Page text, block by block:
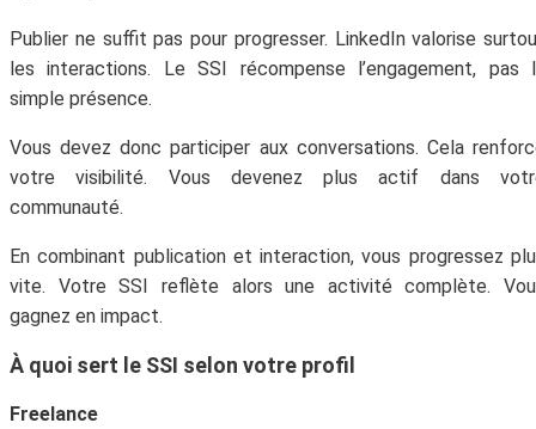
Publier ne suffit pas pour progresser. LinkedIn valorise
les interactions. Le SSI récompense l’engagement, pas
simple présence.
Vous devez donc participer aux conversations. Cela
votre visibilité. Vous devenez plus actif dans
communauté.
En combinant publication et interaction, vous progressez
vite. Votre SSI reflète alors une activité complète.
gagnez en impact.
À quoi sert le SSI selon votre profil
Freelance